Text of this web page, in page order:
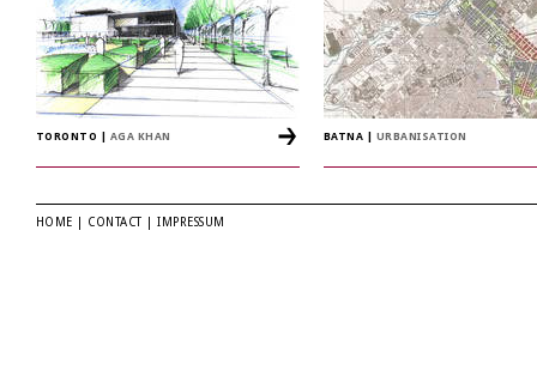
TORONTO AGA KHAN BATNA URBANISATION
HOME CONTACT |IMPRESSUM